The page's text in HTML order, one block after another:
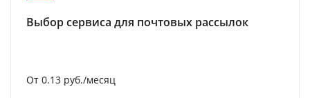
Выбор сервиса для почтовых рассылок
От 0.13 руб./месяц